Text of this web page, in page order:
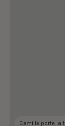
Camille porte la